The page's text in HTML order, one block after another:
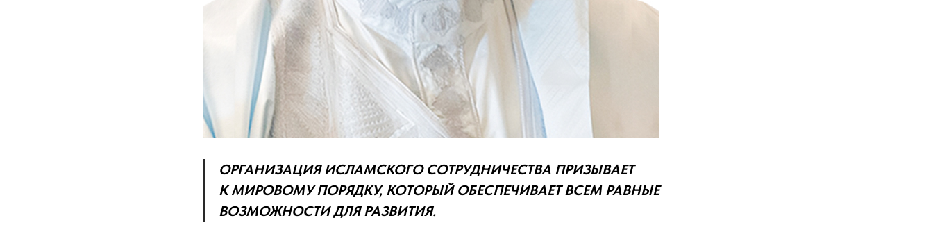
ОРГАНИЗАЦИЯ ИСЛАМСКОГО СОТРУДНИЧЕСТВА ПРИЗЫВАЕТ
К МИРОВОМУ ПОРЯДКУ, КОТОРЫЙ ОБЕСПЕЧИВАЕТ ВСЕМ РАВНЫЕ
ВОЗМОЖНОСТИ ДЛЯ РАЗВИТИЯ.